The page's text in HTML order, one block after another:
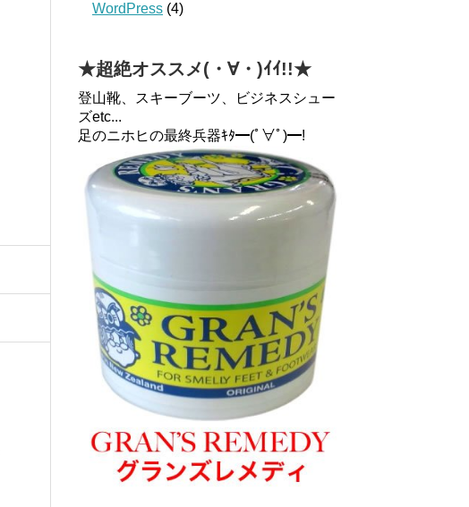
WordPress (4)
★超絶オススメ(・∀・)ｲｲ!!★
登山靴、スキーブーツ、ビジネスシュー
ズetc...
足のニホヒの最終兵器ｷﾀ━(ﾟ∀ﾟ)━!